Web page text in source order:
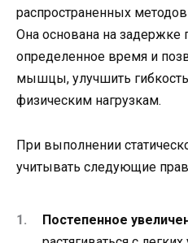
распространенных
Она основана на задержке
определенное время и
мышцы, улучшить гибкость
физическим нагрузкам.
При выполнении
учитывать следующие
Постепенное